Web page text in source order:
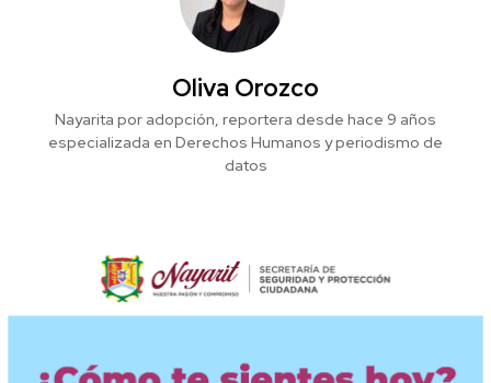
Oliva Orozco
Nayarita por adopción, reportera desde hace 9 años
especializada en Derechos Humanos y periodismo de
datos